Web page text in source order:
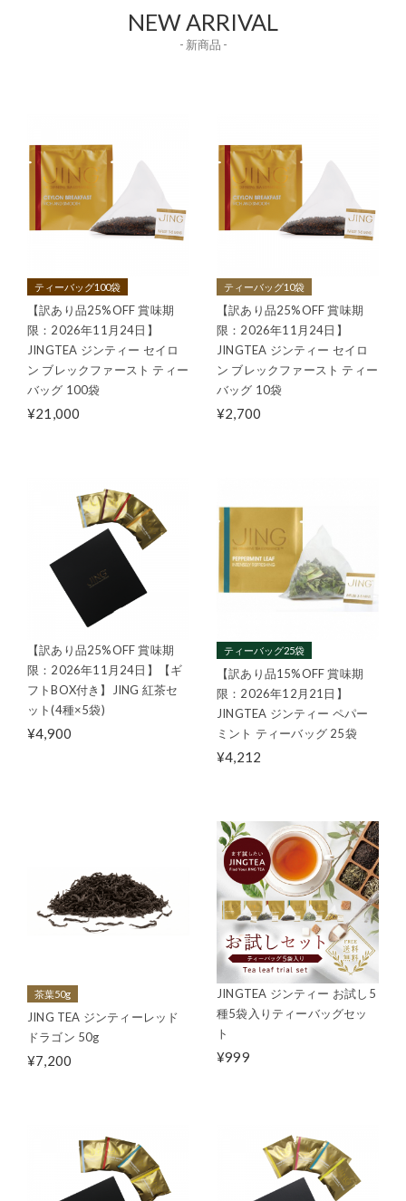
NEW ARRIVAL
- 新商品 -
ティーバッグ100袋
【訳あり品25%OFF 賞味期
限：2026年11月24日】
JINGTEA ジンティー セイロ
ン ブレックファースト ティー
バッグ 100袋
¥21,000
ティーバッグ10袋
【訳あり品25%OFF 賞味期
限：2026年11月24日】
JINGTEA ジンティー セイロ
ン ブレックファースト ティー
バッグ 10袋
¥2,700
【訳あり品25%OFF 賞味期
限：2026年11月24日】【ギ
フトBOX付き】JING 紅茶セ
ット(4種×5袋)
¥4,900
ティーバッグ25袋
【訳あり品15%OFF 賞味期
限：2026年12月21日】
JINGTEA ジンティー ペパー
ミント ティーバッグ 25袋
¥4,212
茶葉50g
JING TEA ジンティーレッド
ドラゴン 50g
¥7,200
JINGTEA ジンティー お試し5
種5袋入りティーバッグセッ
ト
¥999